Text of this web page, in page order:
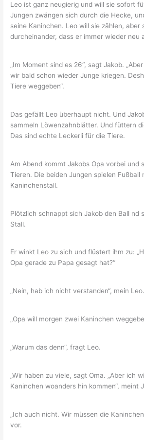
Leo ist ganz neugierig und will sie sofort
Jungen zwängen sich durch die Hecke,
seine Kaninchen. Leo will sie zählen, aber
durcheinander, dass er immer wieder neu
„Im Moment sind es 26“, sagt Jakob.
wir bald schon wieder Junge kriegen.
Tiere weggeben“.
Das gefällt Leo überhaupt nicht. Und
sammeln Löwenzahnblätter. Und füttern
Das sind echte Leckerli für die Tiere.
Am Abend kommt Jakobs Opa vorbei und
Tieren. Die beiden Jungen spielen Fußball
Kaninchenstall.
Plötzlich schnappt sich Jakob den Ball nd
Stall.
Er winkt Leo zu sich und flüstert ihm zu:
Opa gerade zu Papa gesagt hat?“
„Nein, hab ich nicht verstanden“, mein Leo.
„Opa will morgen zwei Kaninchen
„Warum das denn“, fragt Leo.
„Wir haben zu viele, sagt Oma. „Aber ich
Kaninchen woanders hin kommen“, meint
„Ich auch nicht. Wir müssen die
vor.